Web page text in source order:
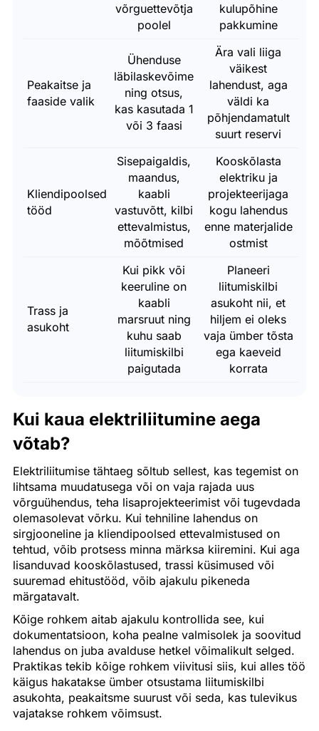
võrguettevõtja
poolel
kulupõhine
pakkumine
Peakaitse ja
faaside valik
Ühenduse
läbilaskevõime
ning otsus,
kas kasutada 1
või 3 faasi
Ära vali liiga
väikest
lahendust, aga
väldi ka
põhjendamatult
suurt reservi
Kliendipoolsed
tööd
Sisepaigaldis,
maandus,
kaabli
vastuvõtt, kilbi
ettevalmistus,
mõõtmised
Kooskõlasta
elektriku ja
projekteerijaga
kogu lahendus
enne materjalide
ostmist
Trass ja
asukoht
Kui pikk või
keeruline on
kaabli
marsruut ning
kuhu saab
liitumiskilbi
paigutada
Planeeri
liitumiskilbi
asukoht nii, et
hiljem ei oleks
vaja ümber tõsta
ega kaeveid
korrata
Kui kaua elektriliitumine aega
võtab?
Elektriliitumise tähtaeg sõltub sellest, kas tegemist on
lihtsama muudatusega või on vaja rajada uus
võrguühendus, teha lisaprojekteerimist või tugevdada
olemasolevat võrku. Kui tehniline lahendus on
sirgjooneline ja kliendipoolsed ettevalmistused on
tehtud, võib protsess minna märksa kiiremini. Kui aga
lisanduvad kooskõlastused, trassi küsimused või
suuremad ehitustööd, võib ajakulu pikeneda
märgatavalt.
Kõige rohkem aitab ajakulu kontrollida see, kui
dokumentatsioon, koha pealne valmisolek ja soovitud
lahendus on juba avalduse hetkel võimalikult selged.
Praktikas tekib kõige rohkem viivitusi siis, kui alles töö
käigus hakatakse ümber otsustama liitumiskilbi
asukohta, peakaitsme suurust või seda, kas tulevikus
vajatakse rohkem võimsust.